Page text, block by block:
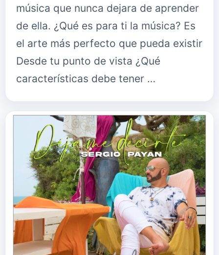
música que nunca dejara de aprender
de ella. ¿Qué es para ti la música? Es
el arte más perfecto que pueda existir
Desde tu punto de vista ¿Qué
características debe tener …